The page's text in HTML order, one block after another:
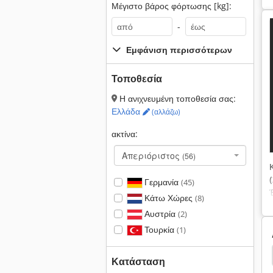
Μέγιστο βάρος φόρτωσης [kg]:
-
Εμφάνιση περισσότερων
Τοποθεσία
Η ανιχνευμένη τοποθεσία σας:
Ελλάδα
(αλλάζω)
ακτίνα:
Απεριόριστος (56)
Γερμανία (45)
Κάτω Χώρες (8)
Αυστρία (2)
Τουρκία (1)
Κατάσταση